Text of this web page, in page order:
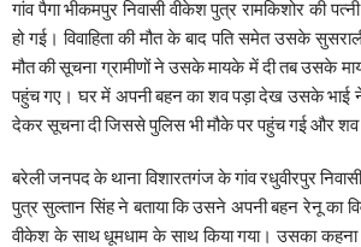
गांव पैगा भीकमपुर निवासी वीकेश पुत्र रामकिशोर की
हो गई। विवाहिता की मौत के बाद पति समेत उसके
मौत की सूचना ग्रामीणों ने उसके मायके में दी तब उसके
पहुंच गए। घर में अपनी बहन का शव पड़ा देख उसके भाई ने
देकर सूचना दी जिससे पुलिस भी मौके पर पहुंच गई और
बरेली जनपद के थाना विशारतगंज के गांव रधुवीरपुर
पुत्र सुल्तान सिंह ने बताया कि उसने अपनी बहन रेनू का
वीकेश के साथ धूमधाम के साथ किया गया। उसका कहना